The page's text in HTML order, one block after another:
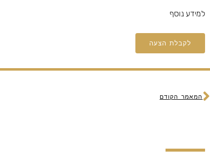
למידע נוסף
לקבלת הצעה
המאמר הקודם